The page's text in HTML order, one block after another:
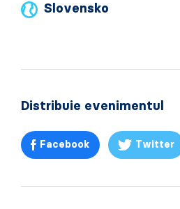
Slovensko
Distribuie evenimentul
Facebook Twitter